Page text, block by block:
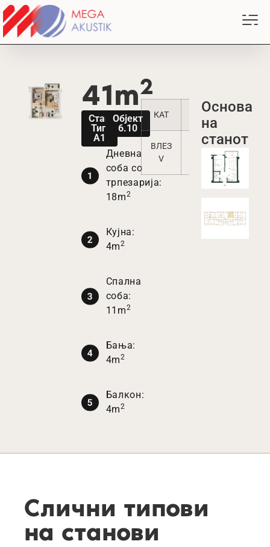
41m2
Стан
Тип
A1
Објект
6.10
Дневна
соба со
трпезарија:
18m2
Кујна:
4m2
Спална
соба:
11m2
Бања:
4m2
Балкон:
4m2
Oснова
на
станот
КАТ 2 3
ВЛЕЗ
V
10 15
Слични типови
на станови